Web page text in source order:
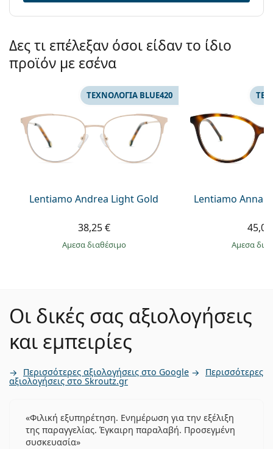
Δες τι επέλεξαν όσοι είδαν το ίδιο
προϊόν με εσένα
Lentiamo Andrea Light Gold
ΤΕΧΝΟΛΟΓΙΑ BLUE420
38,25 €
άμεσα διαθέσιμο
Lentiamo Anna
άμεσα
Οι δικές σας αξιολογήσεις
και εμπειρίες
Περισσότερες αξιολογήσεις στο Google Περισσότερες
αξιολογήσεις στο Skroutz.gr
Φιλική εξυπηρέτηση. Ενημέρωση για την εξέλιξη
της παραγγελίας. Έγκαιρη παραλαβή. Προσεγμένη
συσκευασία